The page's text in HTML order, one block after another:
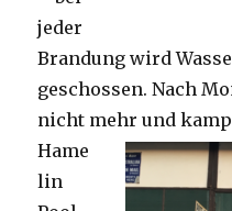
jeder
Brandung wird
geschossen. Nach
nicht mehr und
Hame
lin